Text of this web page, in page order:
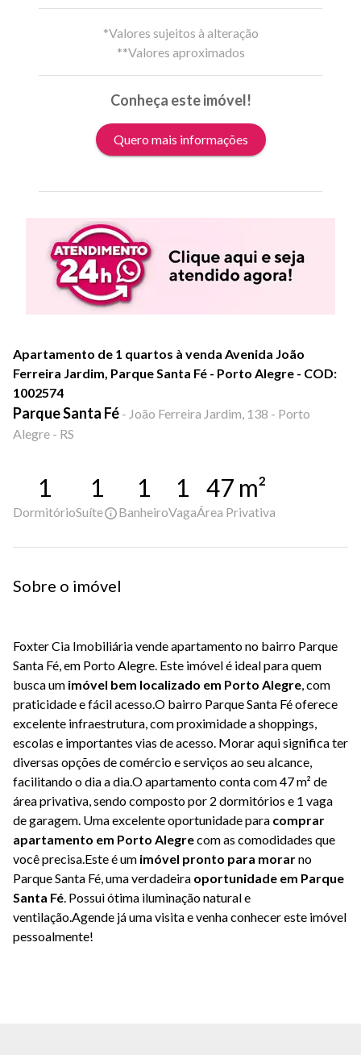
*Valores sujeitos à alteração
**Valores aproximados
Conheça este imóvel!
Quero mais informações
Apartamento de 1 quartos à venda Avenida João
Ferreira Jardim, Parque Santa Fé - Porto Alegre - COD:
1002574
Parque Santa Fé - João Ferreira Jardim, 138 - Porto
Alegre - RS
1
Dormitório
1
Suíte
1
Banheiro
1
Vaga
47 m²
Área Privativa
Sobre o imóvel
Foxter Cia Imobiliária vende apartamento no bairro Parque
Santa Fé, em Porto Alegre. Este imóvel é ideal para quem
busca um imóvel bem localizado em Porto Alegre, com
praticidade e fácil acesso.O bairro Parque Santa Fé oferece
excelente infraestrutura, com proximidade a shoppings,
escolas e importantes vias de acesso. Morar aqui significa ter
diversas opções de comércio e serviços ao seu alcance,
facilitando o dia a dia.O apartamento conta com 47 m² de
área privativa, sendo composto por 2 dormitórios e 1 vaga
de garagem. Uma excelente oportunidade para comprar
apartamento em Porto Alegrecom as comodidades que
você precisa.Este é um imóvel pronto para morarno
Parque Santa Fé, uma verdadeira oportunidade em Parque
Santa Fé. Possui ótima iluminação natural e
ventilação.Agende já uma visita e venha conhecer este imóvel
pessoalmente!